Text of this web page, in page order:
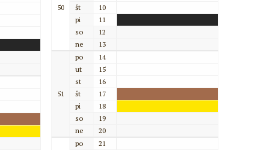
50
št
10
pi
11
so
12
ne
13
51
po
14
ut
15
st
16
št
17
pi
18
so
19
ne
20
po
21